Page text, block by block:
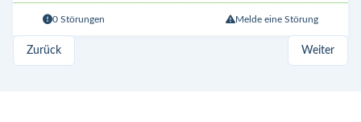
0 Störungen Melde eine Störung
Zurück Weiter